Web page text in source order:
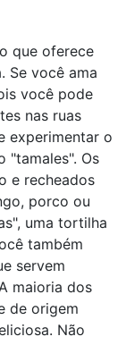
que oferece
Se você ama
você pode
nas ruas
experimentar o
"tamales". Os
e recheados
porco ou
uma tortilha
também
servem
maioria dos
de origem
Não